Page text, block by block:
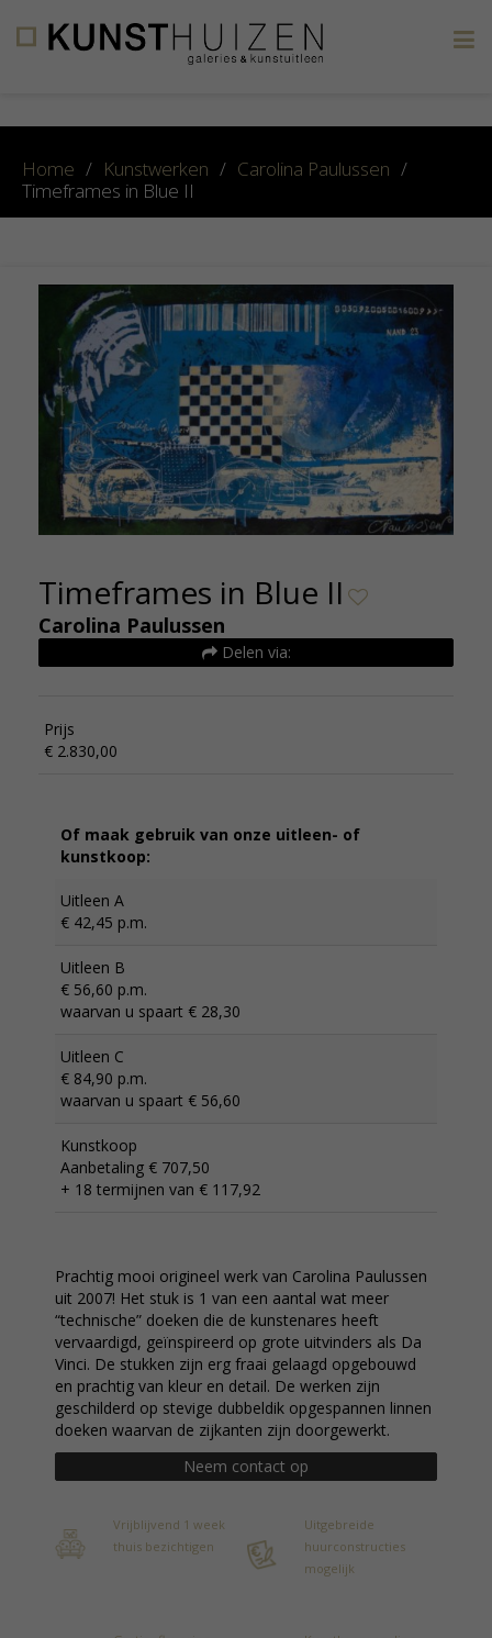
Home / Kunstwerken / Carolina Paulussen /
Timeframes in Blue II
Timeframes in Blue II
Carolina Paulussen
Delen via:
Prijs
€ 2.830,00
Of maak gebruik van onze uitleen- of
kunstkoop:
Uitleen A
€ 42,45 p.m.
Uitleen B
€ 56,60 p.m.
waarvan u spaart € 28,30
Uitleen C
€ 84,90 p.m.
waarvan u spaart € 56,60
Kunstkoop
Aanbetaling € 707,50
+ 18 termijnen van € 117,92
Prachtig mooi origineel werk van Carolina Paulussen
uit 2007! Het stuk is 1 van een aantal wat meer
“technische” doeken die de kunstenares heeft
vervaardigd, geïnspireerd op grote uitvinders als Da
Vinci. De stukken zijn erg fraai gelaagd opgebouwd
en prachtig van kleur en detail. De werken zijn
geschilderd op stevige dubbeldik opgespannen linnen
doeken waarvan de zijkanten zijn doorgewerkt.
Neem contact op
Vrijblijvend 1 week
thuis bezichtigen
Uitgebreide
huurconstructies
mogelijk